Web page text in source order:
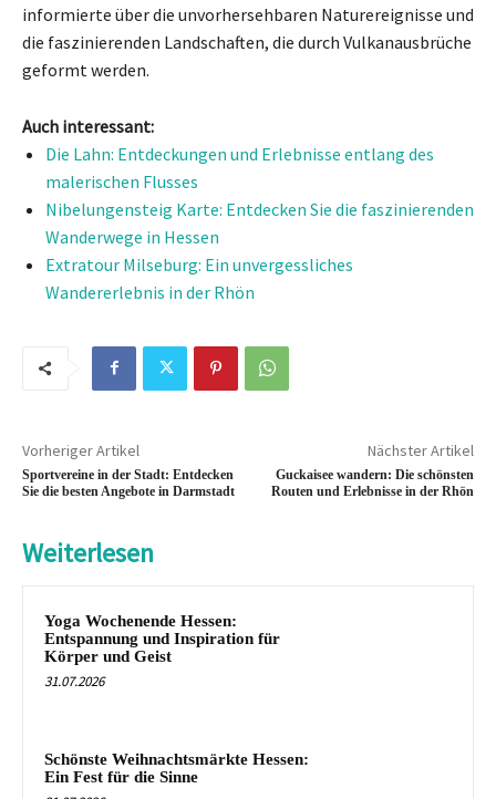
informierte über die unvorhersehbaren Naturereignisse und
die faszinierenden Landschaften, die durch Vulkanausbrüche
geformt werden.
Auch interessant:
Die Lahn: Entdeckungen und Erlebnisse entlang des
malerischen Flusses
Nibelungensteig Karte: Entdecken Sie die faszinierenden
Wanderwege in Hessen
Extratour Milseburg: Ein unvergessliches
Wandererlebnis in der Rhön
Vorheriger Artikel
Sportvereine in der Stadt: Entdecken
Sie die besten Angebote in Darmstadt
Nächster Artikel
Guckaisee wandern: Die schönsten
Routen und Erlebnisse in der Rhön
Weiterlesen
Yoga Wochenende Hessen:
Entspannung und Inspiration für
Körper und Geist
31.07.2026
Schönste Weihnachtsmärkte Hessen:
Ein Fest für die Sinne